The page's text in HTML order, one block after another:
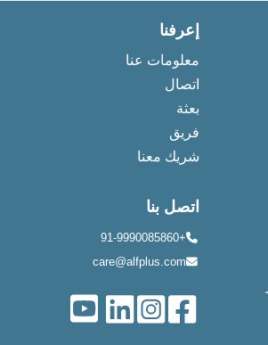
إعرفنا
معلومات عنا
اتصال
بعثة
فريق
شريك معنا
اتصل بنا
+91-9990085860
care@alfplus.com